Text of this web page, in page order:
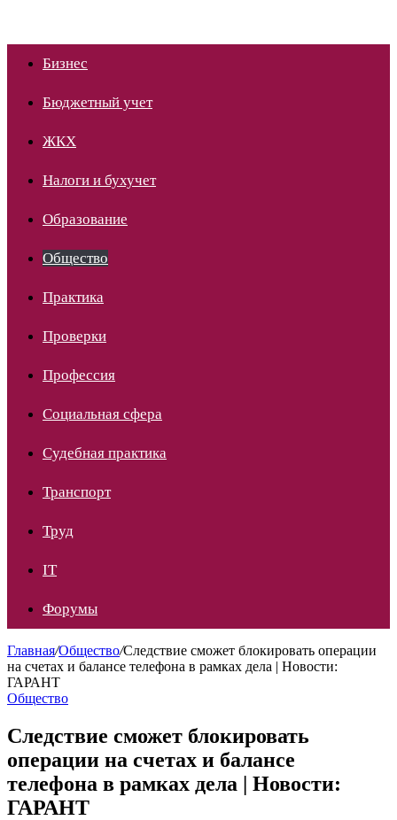
Бизнес
Бюджетный учет
ЖКХ
Налоги и бухучет
Образование
Общество
Практика
Проверки
Профессия
Социальная сфера
Судебная практика
Транспорт
Труд
IT
Форумы
Главная/Общество/Следствие сможет блокировать операции
на счетах и балансе телефона в рамках дела | Новости:
ГАРАНТ
Общество
Следствие сможет блокировать
операции на счетах и балансе
телефона в рамках дела | Новости:
ГАРАНТ